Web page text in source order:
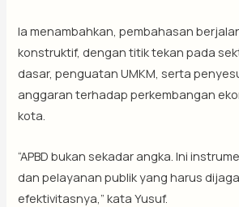
Ia menambahkan, pembahasan
konstruktif, dengan titik tekan pada
dasar, penguatan UMKM, serta
anggaran terhadap perkembangan
kota.
“APBD bukan sekadar angka. Ini
dan pelayanan publik yang harus
efektivitasnya,” kata Yusuf.